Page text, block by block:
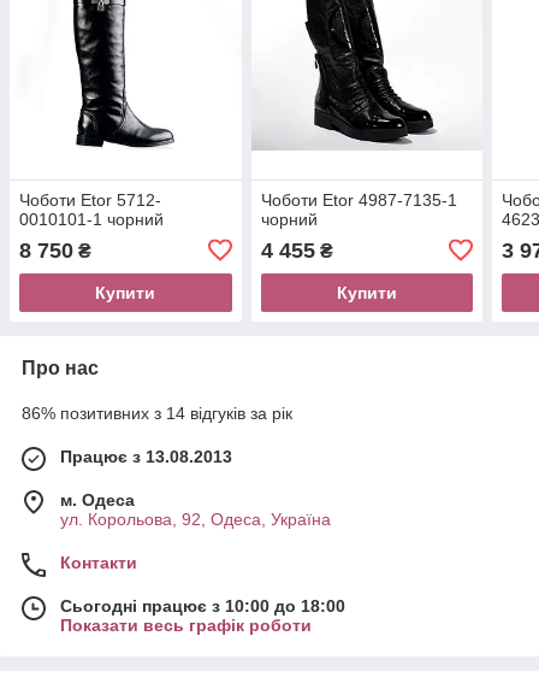
Чоботи Etor 5712-
0010101-1 чорний
8 750 ₴
Купити
Чоботи Etor 4987-7135-1
чорний
4 455₴
Купити
3
Про нас
86% позитивних з 14 відгуків за рік
Працює з 13.08.2013
м. Одеса
ул. Корольова, 92, Одеса, Україна
Контакти
Сьогодні працює з 10:00 до 18:00
Показати весь графік роботи